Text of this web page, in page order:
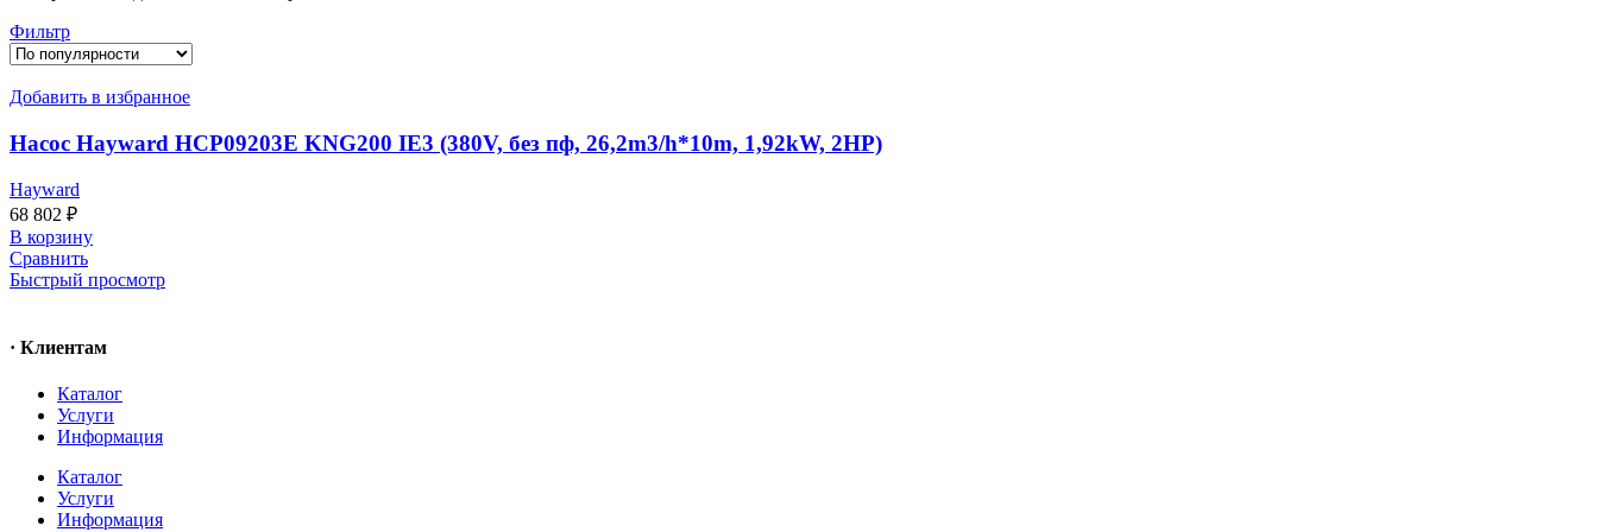
Фильтр
Добавить в избранное
Насос Hayward HCP09203E KNG200 IE3 (380V, без пф, 26,2m3/h*10m, 1,92kW, 2HP)
Hayward
68 802 ₽
В корзину
Сравнить
Быстрый просмотр
· Клиентам
Каталог
Услуги
Информация
Каталог
Услуги
Информация